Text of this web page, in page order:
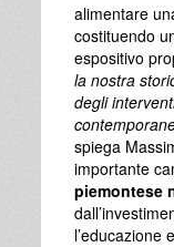
alimentare
costituendo
espositivo
la nostra
degli
spiega
importante
piemontese
l’educazione